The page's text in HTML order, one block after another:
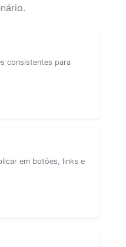
consistentes para
em botões, links e